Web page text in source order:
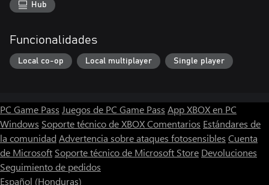
Hub
Funcionalidades
Local co-op Local multiplayer Single player
PC Game Pass Juegos de PC Game Pass App XBOX en PC
Windows Soporte técnico de XBOXComentarios Estándares de
la comunidad Advertencia sobre ataques fotosensibles Cuenta
de Microsoft Soporte técnico de Microsoft Store Devoluciones
Seguimiento de pedidos
Español (Honduras)